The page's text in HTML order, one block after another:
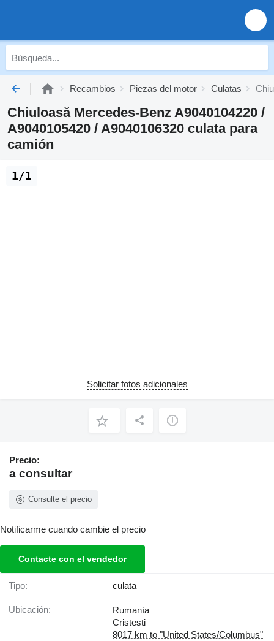
Recambios Piezas del motor Culatas
Chiuloasă Mercedes-Benz A9040104220 /
A9040105420 / A9040106320 culata para
camión
1/1
Solicitar fotos adicionales
Precio:
a consultar
Consulte el precio
Notificarme cuando cambie el precio
Contacte con el vendedor
Tipo: culata
Ubicación:
Rumanía
Cristesti
8017 km to "United States/Columbus"